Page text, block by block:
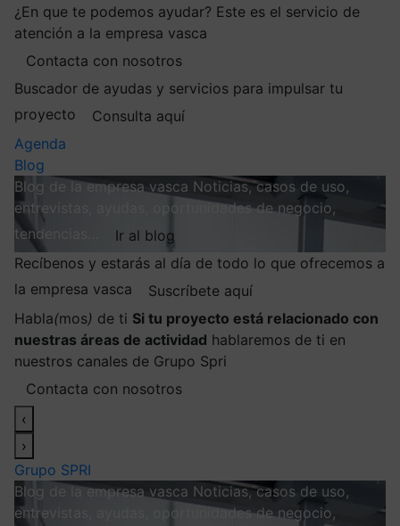
¿En que te podemos ayudar? Este es el servicio de
atención a la empresa vasca
Contacta con nosotros
Buscador de ayudas y servicios para impulsar tu
proyecto
Consulta aquí
Agenda
Blog
Blog de la empresa vasca Noticias, casos de uso,
entrevistas, ayudas, oportunidades de negocio,
tendencias…
Ir al blog
Recíbenos y estarás al día de todo lo que ofrecemos a
la empresa vasca
Suscríbete aquí
Habla(mos) de ti Si tu proyecto está relacionado con
nuestras áreas de actividad hablaremos de ti en
nuestros canales de Grupo Spri
Contacta con nosotros
‹
›
Grupo SPRI
Blog de la empresa vasca Noticias, casos de uso,
entrevistas, ayudas, oportunidades de negocio,